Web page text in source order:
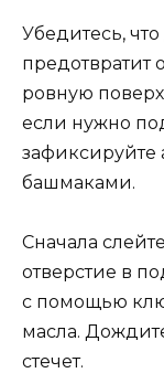
Убедитесь,
предотвратит
ровную
если нужно
зафиксируйте
башмаками.
Сначала
отверстие в
с помощью
масла.
стечет.